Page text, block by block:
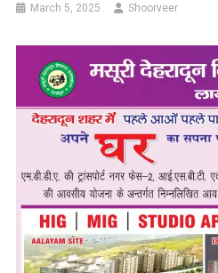
March 5, 2025 Shoorveer